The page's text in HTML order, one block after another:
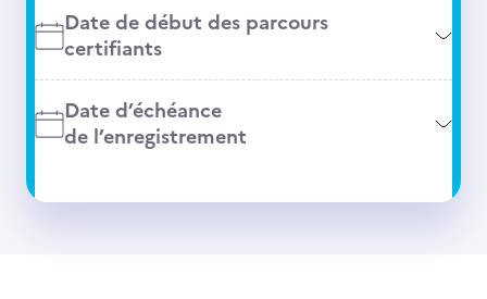
Date de début des parcours
certifiants
Date d’échéance
de l’enregistrement